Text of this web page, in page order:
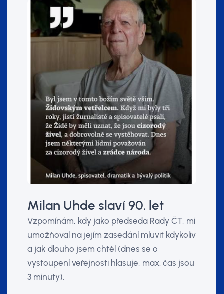
Milan Uhde slaví 90. let
Vzpomínám, kdy jako předseda Rady ČT, mi
umožňoval na jejím zasedání mluvit kdykoliv
a jak dlouho jsem chtěl (dnes se o
vystoupení veřejnosti hlasuje, max. čas jsou
3 minuty).